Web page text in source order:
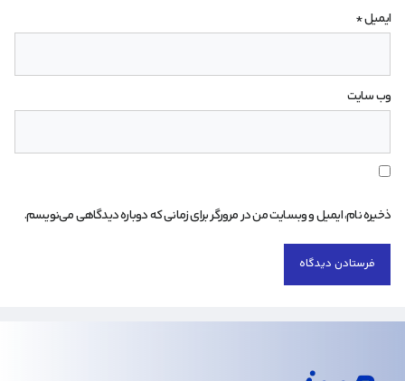
ایمیل*
وب‌ سایت
ذخیره نام، ایمیل و وبسایت من در مرورگر برای زمانی که دوباره دیدگاهی می‌نویسم.